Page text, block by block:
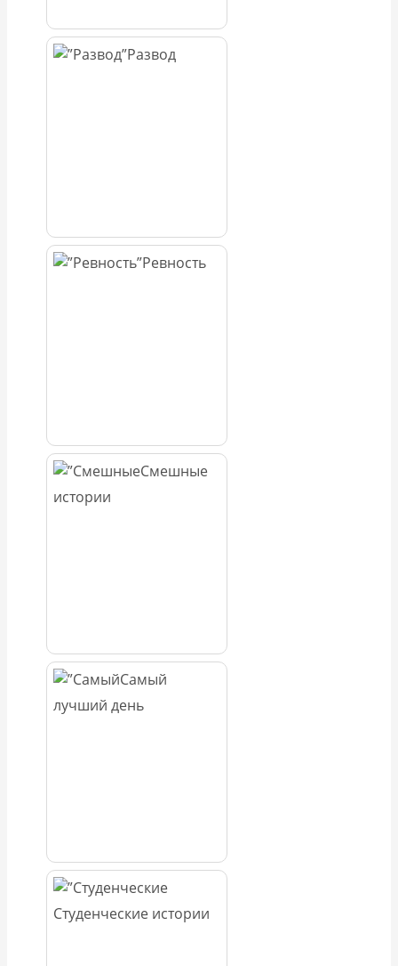
Развод
Ревность
Смешные
истории
Самый
лучший день
Студенческие истории